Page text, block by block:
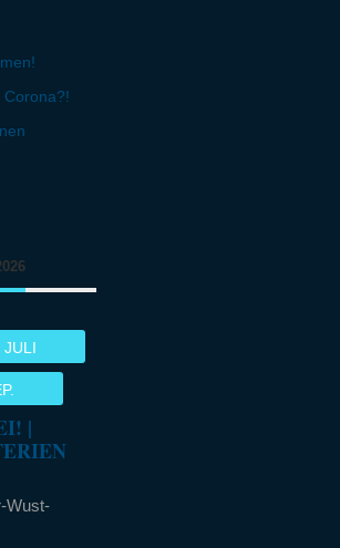
Corona?!
JULI
|
Wust-